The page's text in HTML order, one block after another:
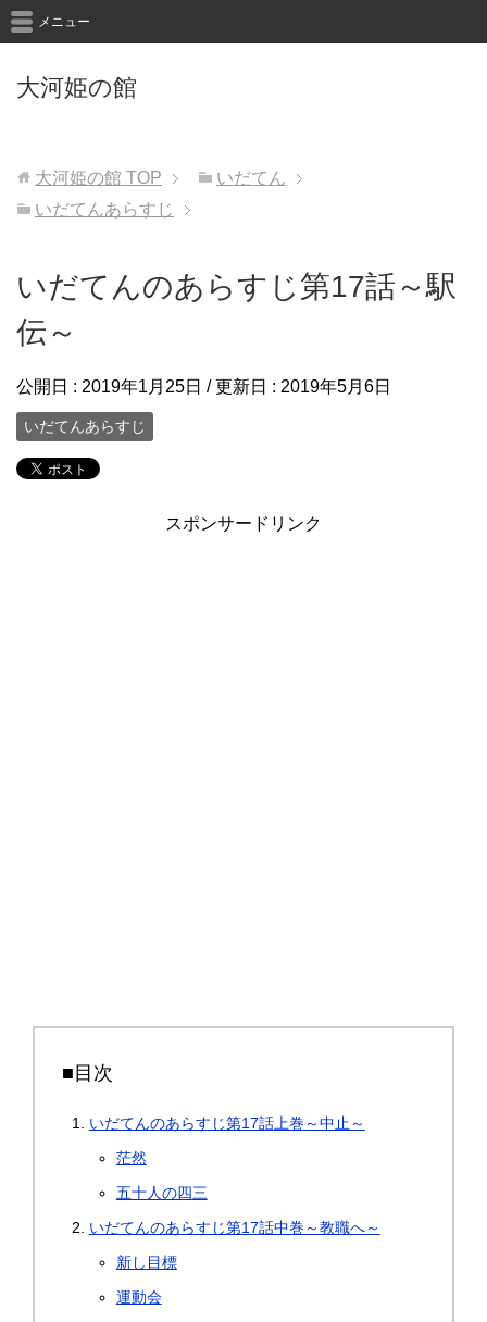
大河姫の館
メニュー
大河姫の館 TOP
いだてん
いだてんあらすじ
いだてんのあらすじ第17話～駅
伝～
公開日 : 2019年1月25日 / 更新日 : 2019年5月6日
いだてんあらすじ
スポンサードリンク
■目次
いだてんのあらすじ第17話上巻～中止～
茫然
五十人の四三
いだてんのあらすじ第17話中巻～教職へ～
新し目標
運動会